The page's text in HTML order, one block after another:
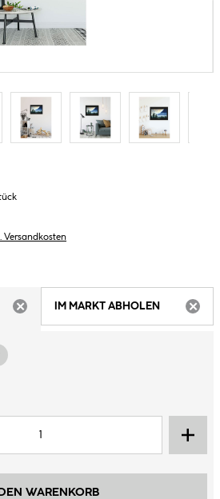
Versandkosten
IM MARKT ABHOLEN
DEN WARENKORB